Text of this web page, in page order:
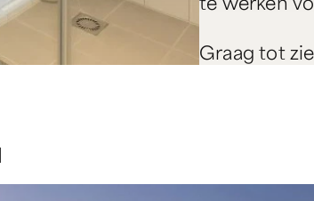
Graag tot